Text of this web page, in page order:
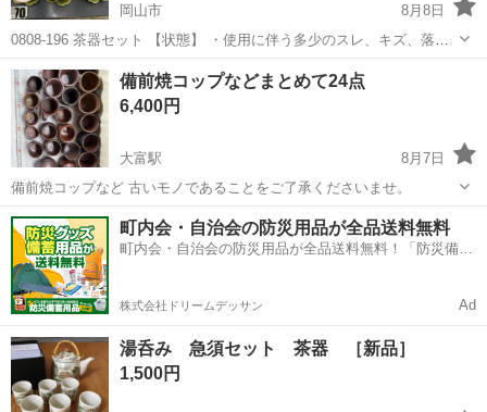
岡山市
8月8日
0808-196 茶器セット 【状態】 ・使用に伴う多少のスレ、キズ、落と
しきれない汚れなどございます ・詳細は現地でご確認ください ・お値
引きは出来かねますのでご了承願います ※中古品のため、状態につい
て...
岡山 岡山市 食器 現地
備前焼コップなどまとめて24点
6,400円
大富駅
8月7日
備前焼コップなど 古いモノであることをご了承くださいませ。
岡山 瀬戸内市 大富駅 食器
町内会・自治会の防災用品が全品送料無料
町内会・自治会の防災用品が全品送料無料！「防災備蓄
株式会社ドリームデッサン Ad
湯呑み 急須セット 茶器 ［新品］
1,500円